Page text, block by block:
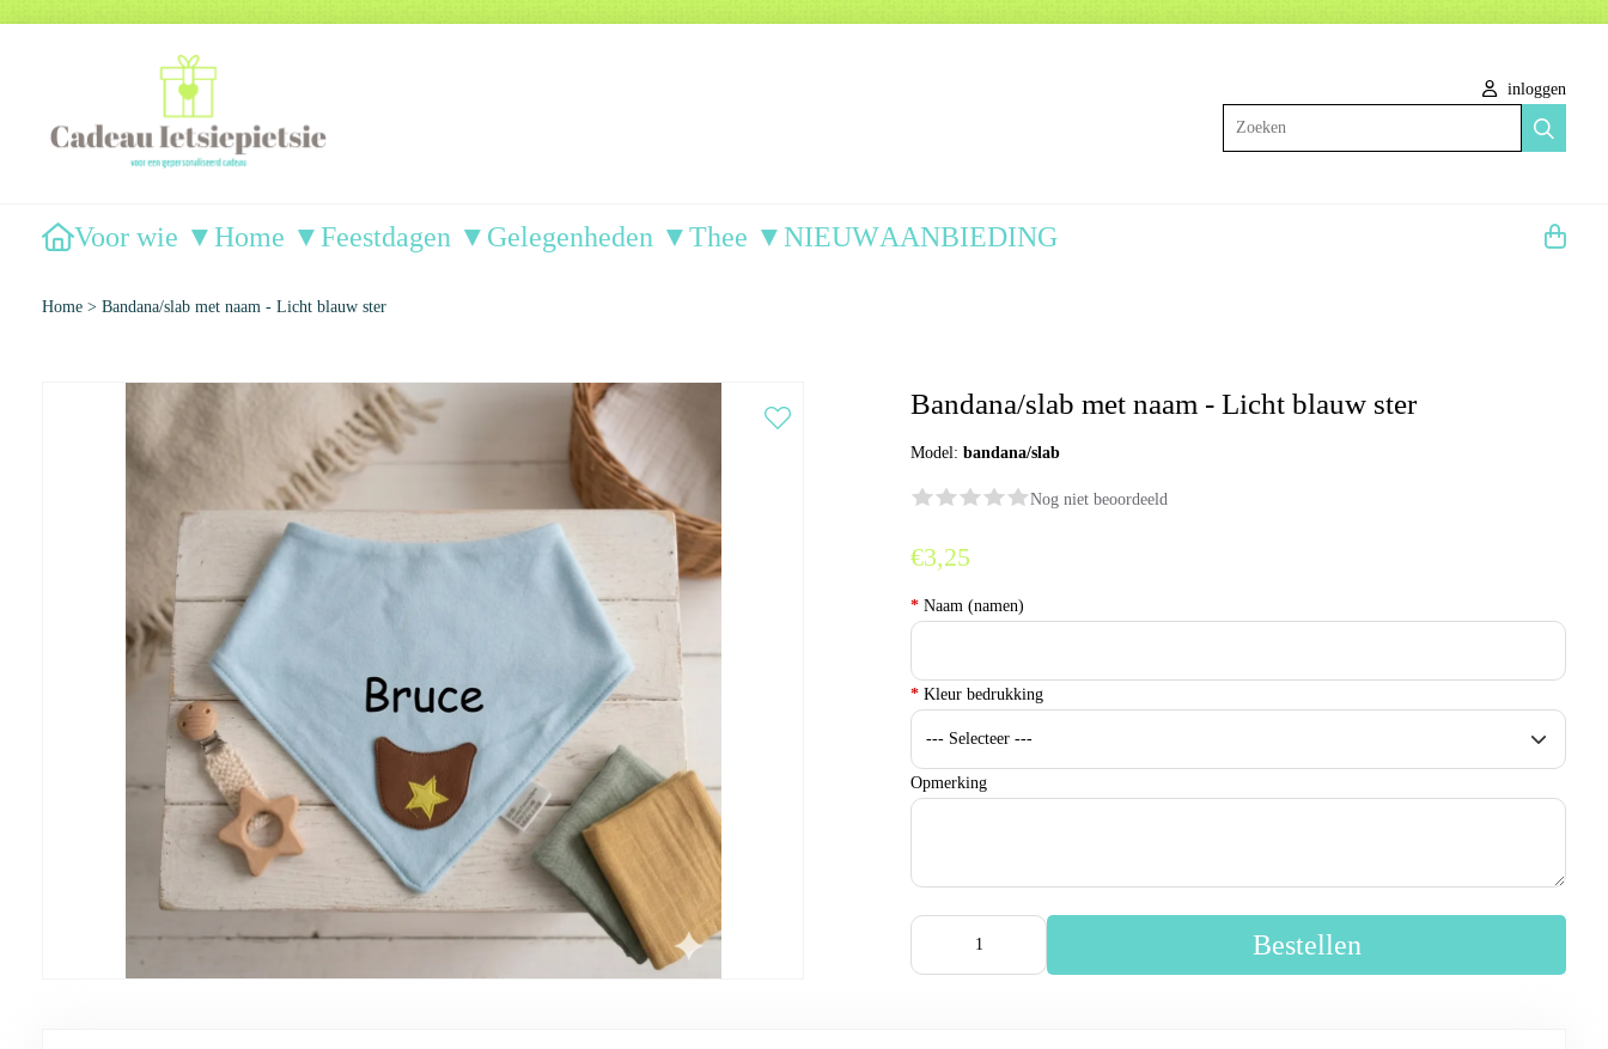
inloggen
Zoeken
Voor wie ▼Home ▼Feestdagen ▼ Gelegenheden ▼Thee ▼NIEUWAANBIEDING
Home > Bandana/slab met naam - Licht blauw ster
Bandana/slab met naam - Licht blauw ster
Model:bandana/slab
Nog niet beoordeeld
€3,25
* Naam (namen)
* Kleur bedrukking
Opmerking
Bestellen